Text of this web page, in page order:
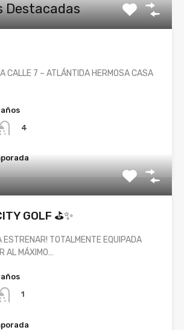
Destacadas
CALLE 7 – ATLÁNTIDA HERMOSA CASA
4
GOLF ⛳✨
ESTRENAR! TOTALMENTE EQUIPADA
AL MÁXIMO…
1